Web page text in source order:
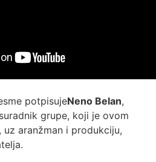
potpisujeNeno Belan,
grupe, koji je ovom
aranžman i produkciju,